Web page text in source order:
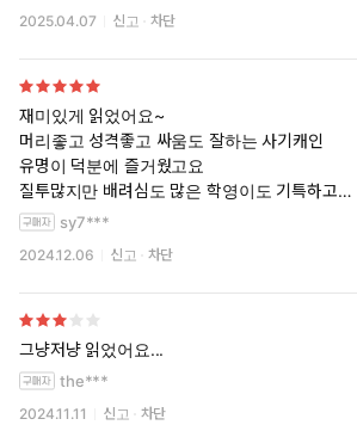
2025.04.07 신고 차단
재미있게 읽었어요~
머리좋고 성격좋고 싸움도 잘하는 사기캐인
유명이 덕분에 즐거웠고요
질투많지만 배려심도 많은 학영이도 기특하고
청게라 성인이 된 외전에서야 역사가 쓰이지만
sy7***
2024.12.06 신고 차단
그냥저냥 읽었어요...
the***
2024.11.11 신고 차단